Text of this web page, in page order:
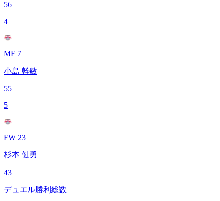
56
4
MF 7
小島 幹敏
55
5
FW 23
杉本 健勇
43
デュエル勝利総数